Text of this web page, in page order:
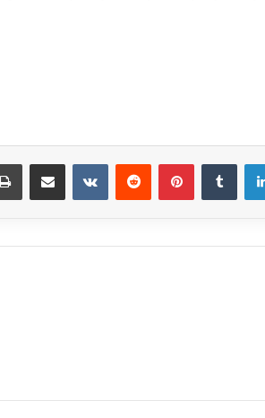
لينكدإن بينتيريست مشاركة عبر البريد